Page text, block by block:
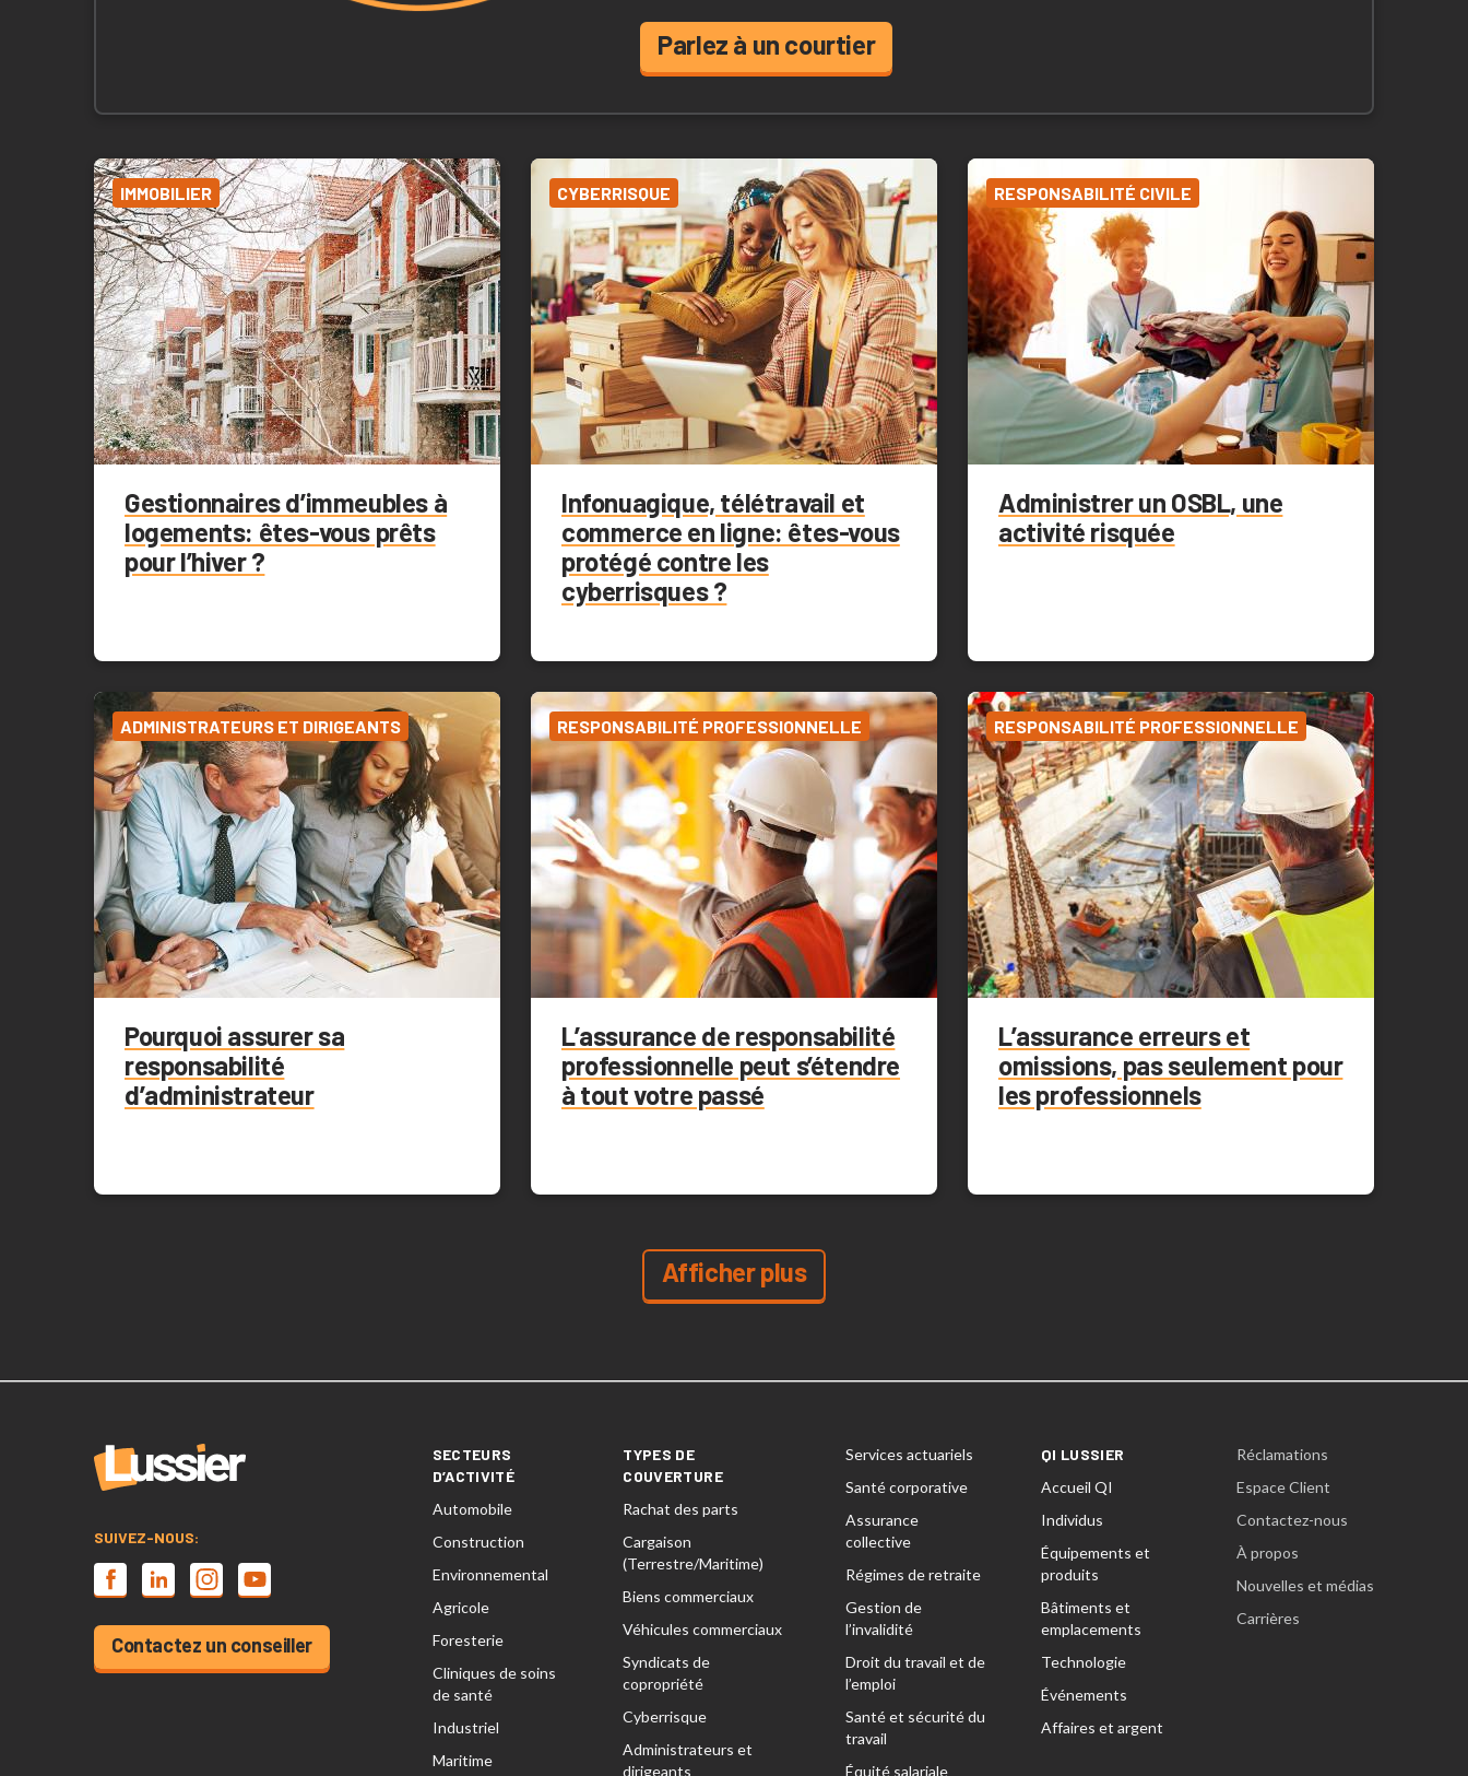
Parlez à un courtier
IMMOBILIER
Gestionnaires d’immeubles à
logements: êtes-vous prêts
pour l’hiver ?
CYBERRISQUE
Infonuagique, télétravail et
commerce en ligne: êtes-vous
protégé contre les
cyberrisques ?
RESPONSABILITÉ CIVILE
Administrer un OSBL, une
activité risquée
ADMINISTRATEURS ET DIRIGEANTS
Pourquoi assurer sa
responsabilité
d’administrateur
RESPONSABILITÉ PROFESSIONNELLE
L’assurance de responsabilité
professionnelle peut s’étendre
à tout votre passé
RESPONSABILITÉ PROFESSIONNELLE
L’assurance erreurs et
omissions, pas seulement pour
les professionnels
Afficher plus
SUIVEZ-NOUS:
Contactez un conseiller
SECTEURS
D’ACTIVITÉ
Automobile
Construction
Environnemental
Agricole
Foresterie
Cliniques de soins
de santé
Industriel
Maritime
TYPES DE
COUVERTURE
Rachat des parts
Cargaison
(Terrestre/Maritime)
Biens commerciaux
Véhicules commerciaux
Syndicats de
copropriété
Cyberrisque
Administrateurs et
dirigeants
Services actuariels
Santé corporative
Assurance
collective
Régimes de retraite
Gestion de
l’invalidité
Droit du travail et de
l’emploi
Santé et sécurité du
travail
Équité salariale
QI LUSSIER
Accueil QI
Individus
Équipements et
produits
Bâtiments et
emplacements
Technologie
Événements
Affaires et argent
Réclamations
Espace Client
Contactez-nous
À propos
Nouvelles et médias
Carrières